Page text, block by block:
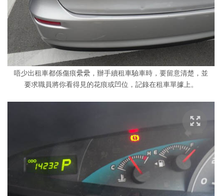
唔少出租車都係傷痕纍纍，辦手續租車驗車時，要留意清楚，並
要求職員將你看得見的花痕或凹位，記錄在租車單據上。